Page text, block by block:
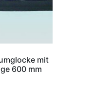
mit
600 mm